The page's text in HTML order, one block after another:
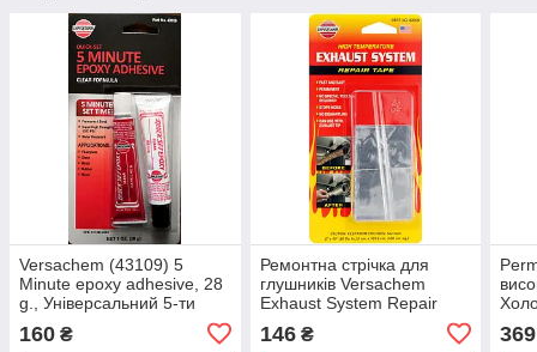
Versachem (43109) 5
Minute epoxy adhesive, 28
g., Універсальний 5-ти
хвилинний клей, прозорий
160 ₴
Ремонтна стрічка для
глушників Versachem
Exhaust System Repair
146₴ 369